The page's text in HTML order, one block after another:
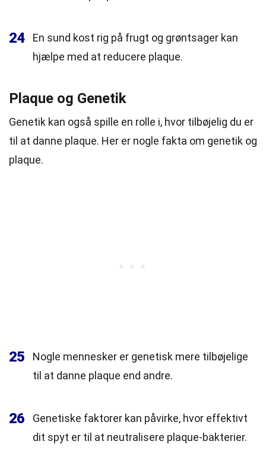
24
En sund kost rig på frugt og grøntsager kan
hjælpe med at reducere plaque.
Plaque og Genetik
Genetik kan også spille en rolle i, hvor tilbøjelig du er
til at danne plaque. Her er nogle fakta om genetik og
plaque.
25
Nogle mennesker er genetisk mere tilbøjelige
til at danne plaque end andre.
26
Genetiske faktorer kan påvirke, hvor effektivt
dit spyt er til at neutralisere plaque-bakterier.